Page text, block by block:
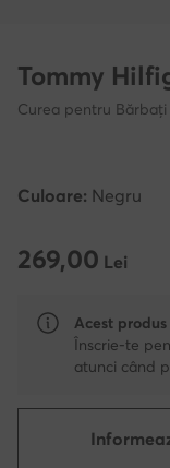
Tommy
Curea pentru Bărbați
Culoare: Negru
269,00 Lei
269,00 Lei
Acest
Înscrie-te
atunci când